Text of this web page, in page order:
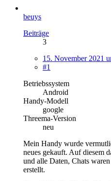
beuys
Beiträge
3
15. November 2021
#1
Betriebssystem
Android
Handy-Modell
google
Threema-Version
neu
Mein Handy wurde
neues gekauft. Auf diesem
und alle Daten, Chats
erstellt.